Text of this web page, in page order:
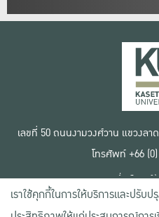
เลขที่ 50 ถนนงามวงศ์วาน แขวงล
โทรศัพท์ +66
เงื่อนไขการใ
ข้อตกลงด้า
นโยบายควา
เราใช้คุกกี้ในการให้บริการและปรับ